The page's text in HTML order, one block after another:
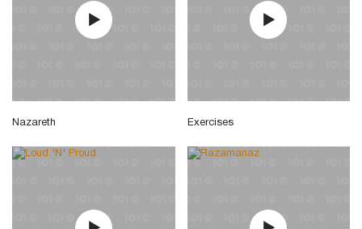
Nazareth Exercises